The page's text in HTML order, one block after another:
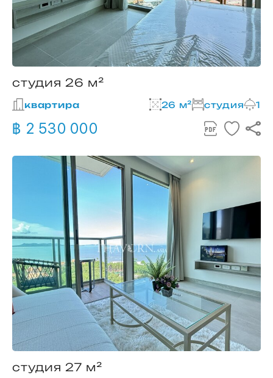
студия 26 м²
квартира 26 м² студия 1
฿ 2 530 000
студия 27 м²